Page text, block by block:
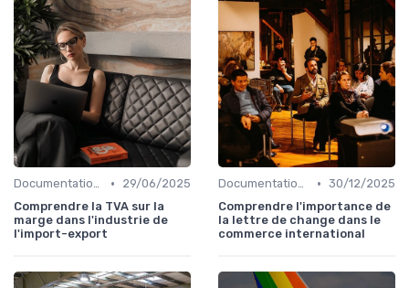
Documentation & Conformité •
29/06/2025
Comprendre la TVA sur la
marge dans l'industrie de
l'import-export
Documentation & Conformité • 30/12/2025
Comprendre l'importance de
la lettre de change dans le
commerce international